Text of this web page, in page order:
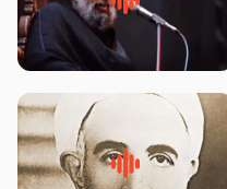
روضه جانسوز پاره های جگر امام
حسن مجتبی علیه السلام-حجت